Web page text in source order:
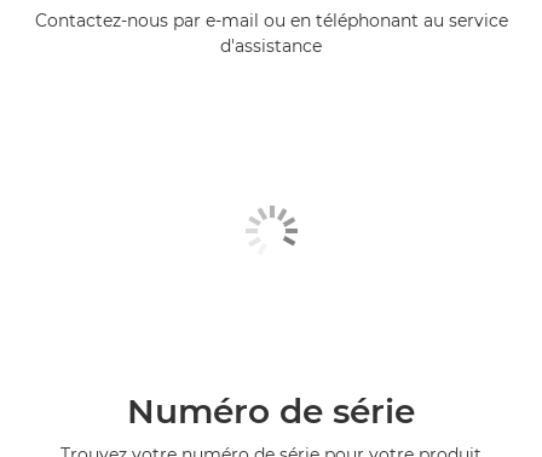
Contactez-nous par e-mail ou en téléphonant au service
d'assistance
Numéro de série